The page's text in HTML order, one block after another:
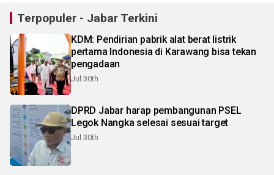
Terpopuler - Jabar Terkini
KDM: Pendirian pabrik alat berat listrik
pertama Indonesia di Karawang bisa tekan
pengadaan
Jul 30th
DPRD Jabar harap pembangunan PSEL
Legok Nangka selesai sesuai target
Jul 30th